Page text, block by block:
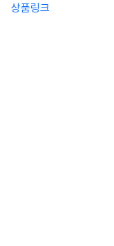
상품링크